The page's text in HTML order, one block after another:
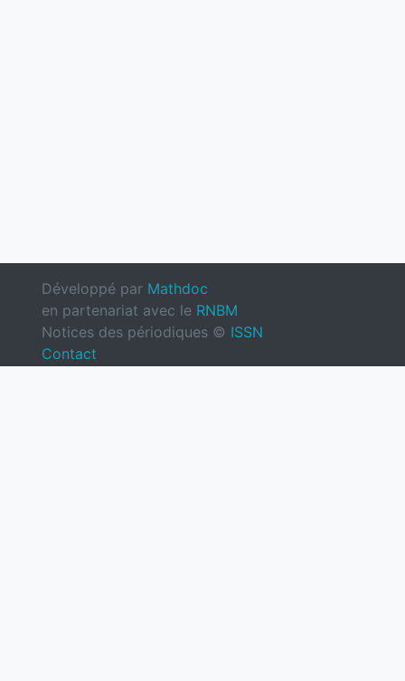
Développé par Mathdoc
en partenariat avec le RNBM
Notices des périodiques © ISSN
Contact